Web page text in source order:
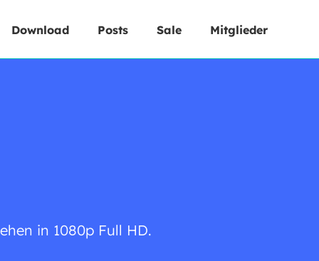
Download Posts Sale Mitglieder
in 1080p Full HD.